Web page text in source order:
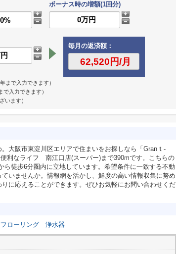
ボーナス時の増額(1回分)
毎月の返済額：
年まで入力できます）
で入力できます）
います）
大阪市東淀川区エリアで住まいをお探しなら「Granｔ-
利なライフ 南江口店(スーパー)まで390mです。こちらの
ら徒歩6分圏内に立地しています。希望条件に一致する不動
いませんか。情報網を活かし、鮮度の高い情報収集に努め
に応えることができます。ぜひお気軽にお問い合わせくだ
ローリング 浄水器